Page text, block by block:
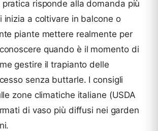
risponde alla domanda più
inizia a coltivare in balcone o
piante mettere realmente per
quando è il momento di
gestire il trapianto delle
senza buttarle. I consigli
zone climatiche italiane (USDA
di vaso più diffusi nei garden